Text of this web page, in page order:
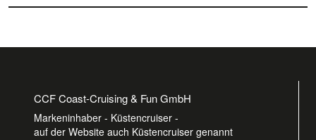
CCF Coast-Cruising & Fun GmbH
Markeninhaber - Küstencruiser -
auf der Website auch Küstencruiser genannt